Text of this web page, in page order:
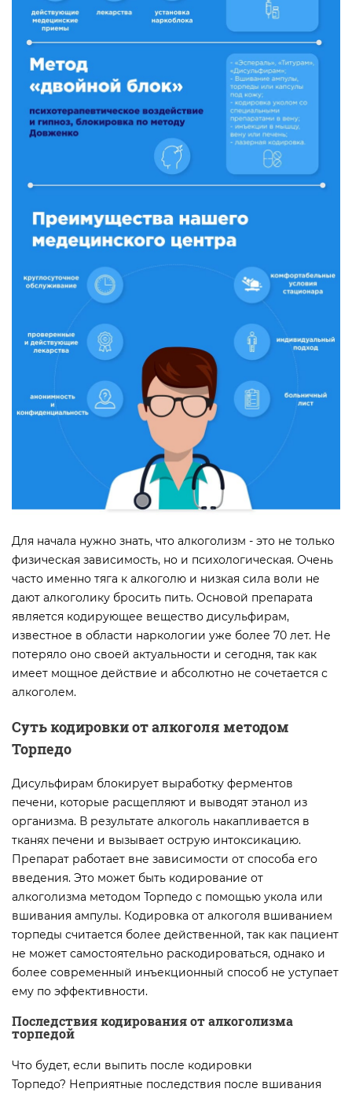
Для начала нужно знать, что алкоголизм - это не только
физическая зависимость, но и психологическая. Очень
часто именно тяга к алкоголю и низкая сила воли не
дают алкоголику бросить пить. Основой препарата
является кодирующее вещество дисульфирам,
известное в области наркологии уже более 70 лет. Не
потеряло оно своей актуальности и сегодня, так как
имеет мощное действие и абсолютно не сочетается с
алкоголем.
Сутькодировкиот алкоголя методом
Торпедо
Дисульфирам блокирует выработку ферментов
печени, которые расщепляют и выводят этанол из
организма. В результате алкоголь накапливается в
тканях печени и вызывает острую интоксикацию.
Препарат работает вне зависимости от способа его
введения. Это может быть кодирование от
алкоголизма методом Торпедо с помощью укола или
вшивания ампулы. Кодировка от алкоголя вшиванием
торпеды считается более действенной, так как пациент
не может самостоятельно раскодироваться, однако и
более современный инъекционный способ не уступает
ему по эффективности.
Последствия кодирования от алкоголизма
торпедой
Что будет, если выпить после кодировки
Торпедо? Неприятные последствия после вшивания